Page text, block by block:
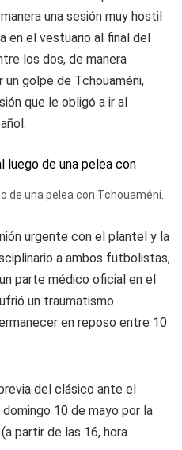
una sesión muy hostil
en el vestuario al final del
los dos, de manera
un golpe de Tchouaméni,
que le obligó a ir al
de una pelea con Tchouaméni.
urgente con el plantel y la
a ambos futbolistas,
parte médico oficial en el
un traumatismo
en reposo entre 10
del clásico ante el
10 de mayo por la
partir de las 16, hora